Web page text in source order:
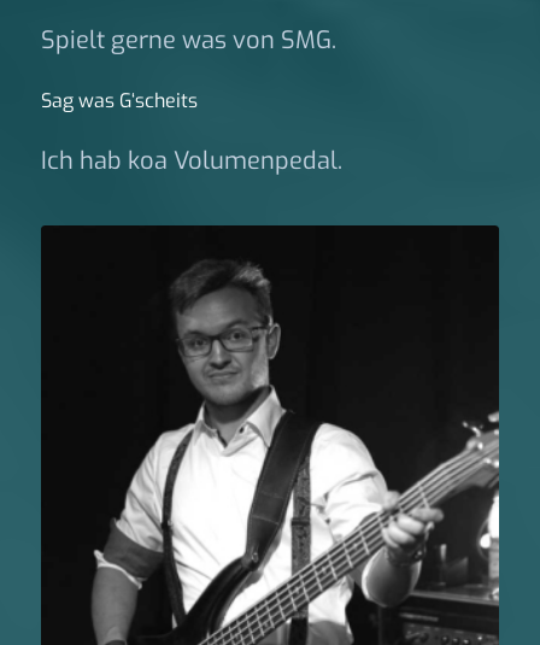
Spielt gerne was von SMG.
Sag was G‘scheits
Ich hab koa Volumenpedal.